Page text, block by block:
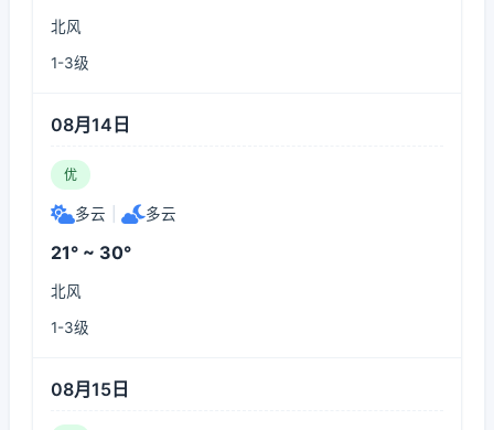
北风
1-3级
08月14日
优
多云 多云
21° ~ 30°
北风
1-3级
08月15日